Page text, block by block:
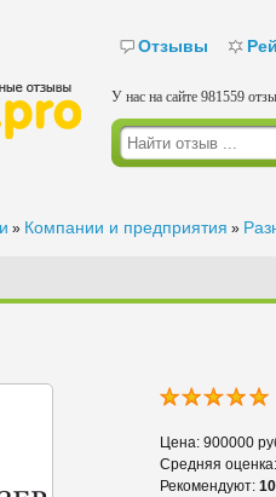
Отзывы
У нас на сайте 981559
» Компании и предприятия »
Цена: 900000
Средняя
Рекомендуют: